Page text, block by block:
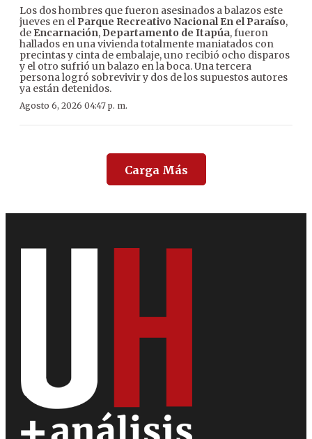
Los dos hombres que fueron asesinados a balazos este
jueves en el Parque Recreativo Nacional En el Paraíso,
de Encarnación, Departamento de Itapúa, fueron
hallados en una vivienda totalmente maniatados con
precintas y cinta de embalaje, uno recibió ocho disparos
y el otro sufrió un balazo en la boca. Una tercera
persona logró sobrevivir y dos de los supuestos autores
ya están detenidos.
Agosto 6, 2026 04:47 p. m.
Carga Más